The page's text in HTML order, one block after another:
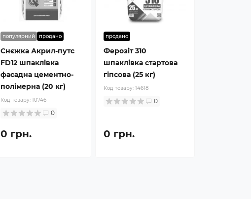
популярний продано
Снєжка Акрил-путс
FD12 шпаклівка
фасадна цементно-
полімерна (20 кг)
Код товару: 10746
0
0 грн.
продано
Ферозіт 310
шпаклівка стартова
гіпсова (25 кг)
Код товару:14618
0
0 грн.